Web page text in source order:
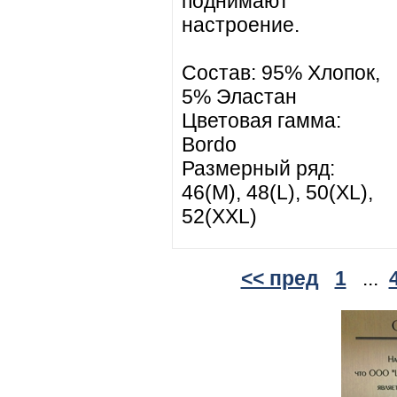
настроение.
Состав: 95% Хлопок,
5% Эластан
Цветовая гамма:
Bordo
Размерный ряд:
46(M), 48(L), 50(XL),
52(XXL)
<< пред 1...